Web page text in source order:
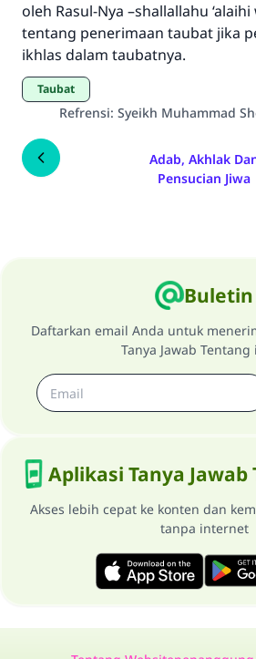
oleh Rasul-Nya –shallallahu
tentang penerimaan taubat jika
ikhlas dalam taubatnya.
Taubat
Refrensi: Syeikh Muhammad
Adab, Akhlak
Pensucian Jiwa
Buletin
Daftarkan email Anda untuk
Tanya Jawab Tentang
Aplikasi Tanya
Akses lebih cepat ke konten dan
tanpa internet